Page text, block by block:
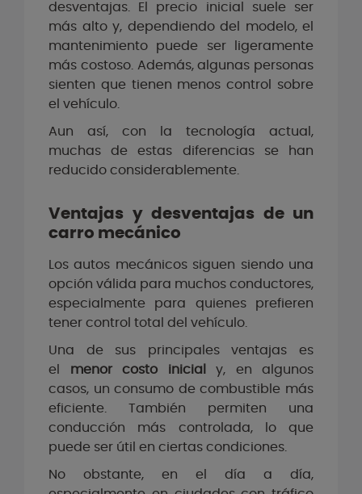
desventajas. El precio inicial suele ser
más alto y, dependiendo del modelo, el
mantenimiento puede ser ligeramente
más costoso. Además, algunas personas
sienten que tienen menos control sobre
el vehículo.
Aun así, con la tecnología actual,
muchas de estas diferencias se han
reducido considerablemente.
Ventajas y desventajas de un
carro mecánico
Los autos mecánicos siguen siendo una
opción válida para muchos conductores,
especialmente para quienes prefieren
tener control total del vehículo.
Una de sus principales ventajas es
el menor costo inicial
y, en algunos
casos, un consumo de combustible más
eficiente. También permiten una
conducción más controlada, lo que
puede ser útil en ciertas condiciones.
No obstante, en el día a día,